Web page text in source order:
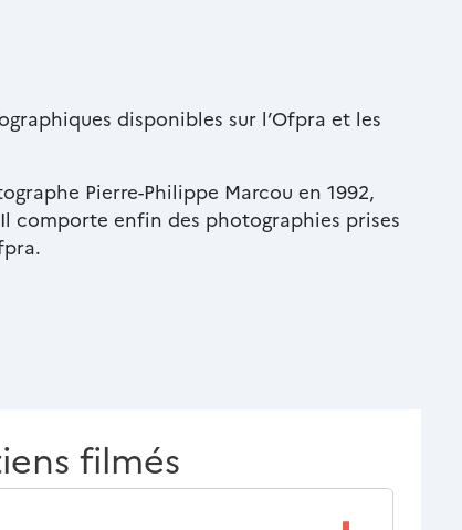
disponibles sur l’Ofpra et les
Pierre-Philippe Marcou en 1992,
comporte enfin des photographies prises
filmés